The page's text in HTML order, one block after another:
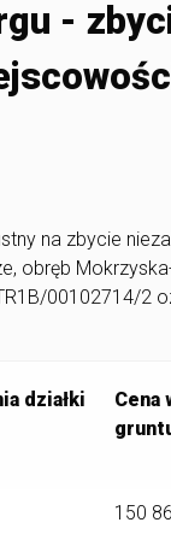
-
na zbycie
obręb
00102714/2
działki
Cena
150